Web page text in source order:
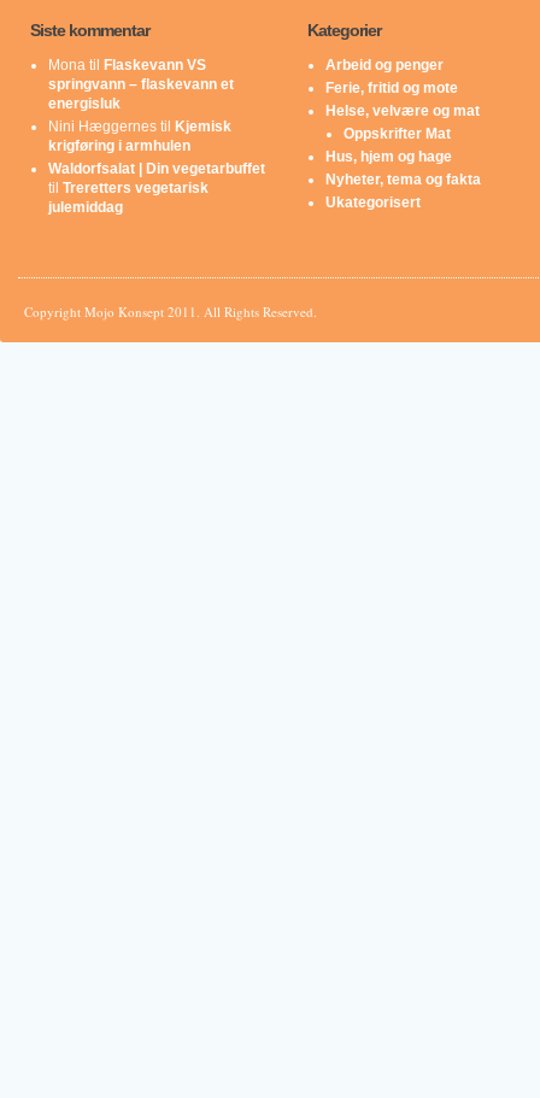
Siste kommentar
Mona til
Flaskevann VS
springvann – flaskevann et
energisluk
Nini Hæggernes til
Kjemisk
krigføring i armhulen
Waldorfsalat | Din vegetarbuffet
til Treretters vegetarisk
julemiddag
Kategorier
Arbeid og penger
Ferie, fritid og mote
Helse, velvære og mat
Oppskrifter Mat
Hus, hjem og hage
Nyheter, tema og fakta
Ukategorisert
Copyright Mojo Konsept 2011. All Rights Reserved.